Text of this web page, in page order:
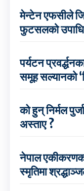
मेन्टेन एफसीले
फुटसलको
पर्यटन
समूह सल्यानको
को हुन् निर्मल
अस्ताए ?
नेपाल
स्मृतिमा